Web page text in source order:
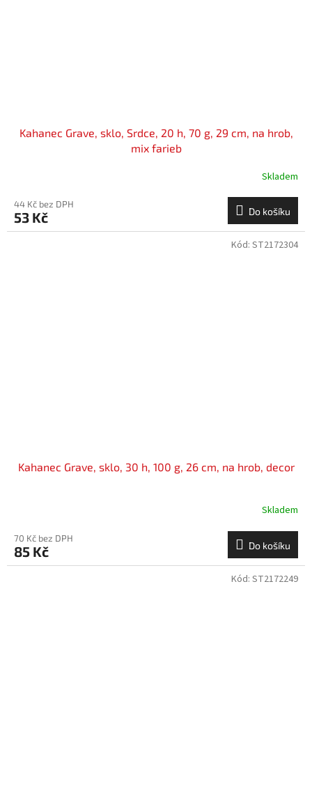
Kahanec Grave, sklo, Srdce, 20 h, 70 g, 29 cm, na hrob,
mix farieb
Skladem
44 Kč bez DPH
53 Kč Do košíku
Kahanec Grave, sklo, 30 h, 100 g, 26 cm, na hrob, decor
Skladem
70 Kč bez DPH
85 Kč Do košíku
Kód: ST2172304
Kód: ST2172249